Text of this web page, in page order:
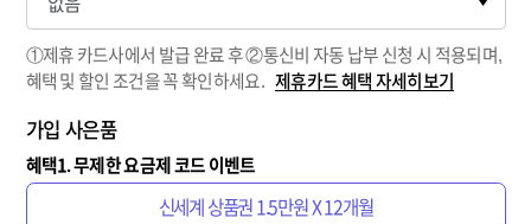
①제휴 카드사에서 발급 완료 후 ②통신비 자동 납부 신청 시 적용되며,
혜택 및 할인 조건을 꼭 확인하세요.
제휴카드 혜택 자세히보기
가입 사은품
혜택1. 무제한 요금제 코드 이벤트
신세계 상품권 1.5만원 X 12개월